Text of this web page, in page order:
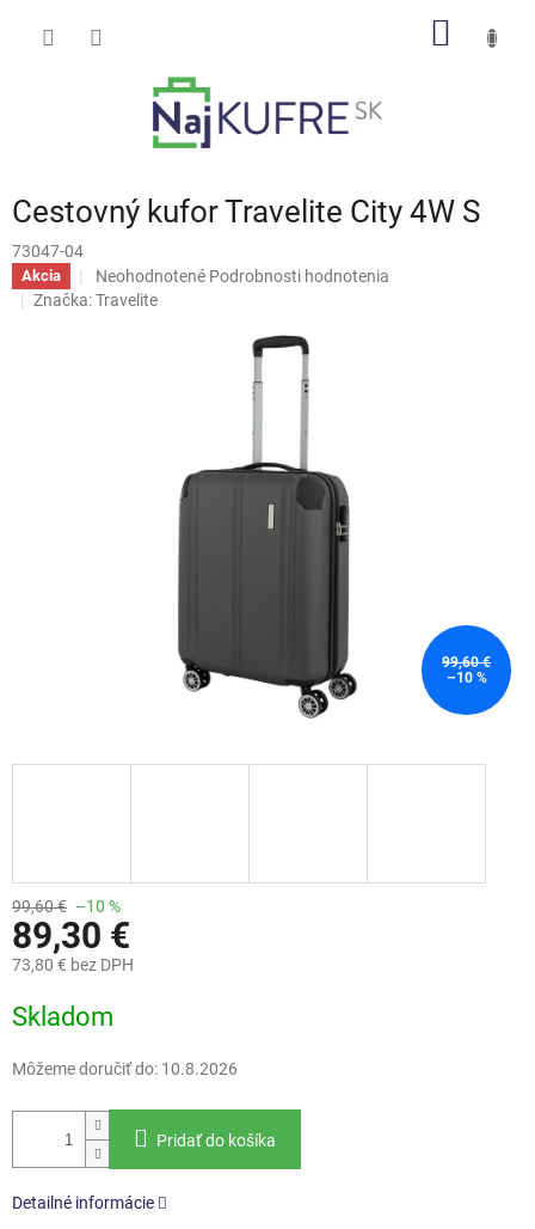
Cestovný kufor Travelite City 4W S
73047-04
Akcia
Priemerné
hodnotenie
Neohodnotené Podrobnosti hodnotenia
Značka:Travelite
99,60 €
–10 %
99,60 € –10 %
89,30 €
73,80 € bez DPH
cena:
Skladom
Môžeme doručiť do: 10.8.2026
Pridať do košíka
Detailné informácie